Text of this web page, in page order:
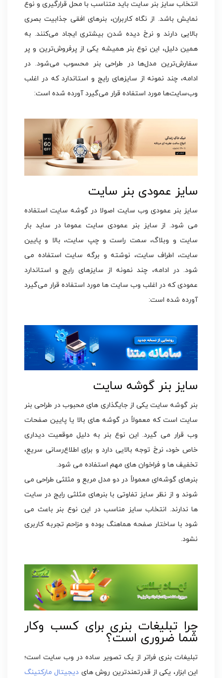
انتخاب سایز بنر سایت باید متناسب با محل قرارگیری و نوع
نمایش باشد. از نگاه کاربران، بنرهای افقی جذابیت بصری
بالایی دارند و نرخ دیده شدن بیشتری ایجاد می‌کنند. به
همین دلیل، این نوع بنر همیشه یکی از پرفروش‌ترین و پر
سفارش‌ترین مدل‌ها در طراحی بنر محسوب می‌شود. در
ادامه، چند نمونه از سایزهای رایج و استاندارد که در اغلب
وب‌سایت‌ها مورد استفاده قرار می‌گیرد آورده شده است:
سایز عمودی بنر سایت
سایز بنر عمودی وب سایت اصولا در گوشه سایت استفاده
می شود. از سایز بنر عمودی سایت عموما در ساید بار
سایت و وبلاگ، سمت راست و چپ سایت، بالا و پایین
سایت، اطراف سایت، نوشته و برگه سایت استفاده می
شود. در ادامه، چند نمونه از سایزهای رایج و استاندارد
عمودی که در اغلب وب سایت ها مورد استفاده قرار می‌گیرد
آورده شده است:
سایز بنر گوشه سایت
بنر گوشه سایت یکی از جایگذاری های محبوب در طراحی بنر
سایت است که معمولاً در گوشه های بالا یا پایین صفحات
وب قرار می گیرد. این نوع بنر به دلیل موقعیت دیداری
خاص خود، نرخ توجه بالایی دارد و برای اطلاع‌رسانی سریع،
تخفیف ها و فراخوان های مهم استفاده می شود.
بنرهای گوشه‌ای معمولاً در دو مدل مربع و مثلثی طراحی می
شوند و از نظر سایز تفاوتی با بنرهای مثلثی رایج در سایت
ها ندارند. انتخاب سایز مناسب در این نوع بنر باعث می
شود با ساختار صفحه هماهنگ بوده و مزاحم تجربه کاربری
نشود.
چرا تبلیغات بنری برای کسب وکار
شما ضروری است؟
تبلیغات بنری فراتر از یک تصویر ساده در وب سایت است؛
این ابزار، یکی از قدرتمندترین روش های دیجیتال مارکتینگ